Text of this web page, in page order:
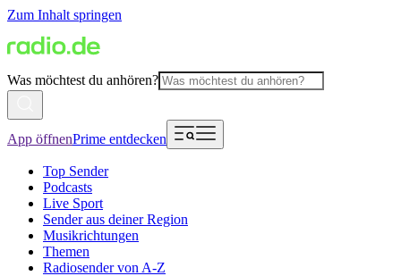
Zum Inhalt springen
Was möchtest du anhören?
App öffnenPrime entdecken
Top Sender
Podcasts
Live Sport
Sender aus deiner Region
Musikrichtungen
Themen
Radiosender von A-Z